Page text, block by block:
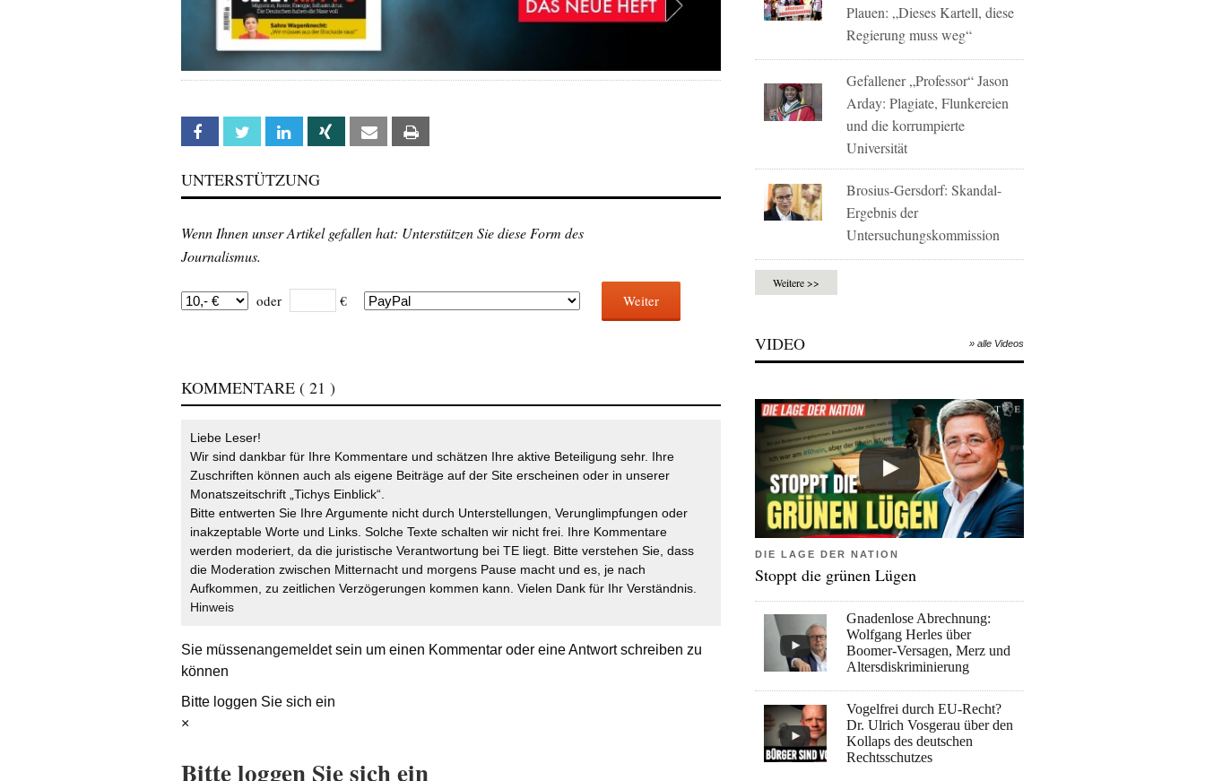
Facebook Twitter Linkedin Xing Email
UNTERSTÜTZUNG
Wenn Ihnen unser Artikel gefallen hat: Unterstützen Sie diese Form des
Journalismus.
oder € Weiter
KOMMENTARE ( 21 )
Liebe Leser!
Wir sind dankbar für Ihre Kommentare und schätzen Ihre aktive Beteiligung sehr. Ihre
Zuschriften können auch als eigene Beiträge auf der Site erscheinen oder in unserer
Monatszeitschrift „Tichys Einblick“.
Bitte entwerten Sie Ihre Argumente nicht durch Unterstellungen, Verunglimpfungen oder
inakzeptable Worte und Links. Solche Texte schalten wir nicht frei. Ihre Kommentare
werden moderiert, da die juristische Verantwortung bei TE liegt. Bitte verstehen Sie, dass
die Moderation zwischen Mitternacht und morgens Pause macht und es, je nach
Aufkommen, zu zeitlichen Verzögerungen kommen kann. Vielen Dank für Ihr Verständnis.
Hinweis
Sie müssenangemeldetsein um einen Kommentar oder eine Antwort schreiben zu
können
Bitte loggen Sie sich ein
×
Bitte loggen Sie sich ein
Plauen: „Dieses Kartell, diese
Regierung muss weg“
Gefallener „Professor“ Jason
Arday: Plagiate, Flunkereien
und die korrumpierte
Universität
Brosius-Gersdorf: Skandal-
Ergebnis der
Untersuchungskommission
Weitere >>
VIDEO » alle Videos
DIE LAGE DER NATION
Stoppt die grünen Lügen
Gnadenlose Abrechnung:
Wolfgang Herles über
Boomer-Versagen, Merz und
Altersdiskriminierung
Vogelfrei durch EU-Recht?
Dr. Ulrich Vosgerau über den
Kollaps des deutschen
Rechtsschutzes